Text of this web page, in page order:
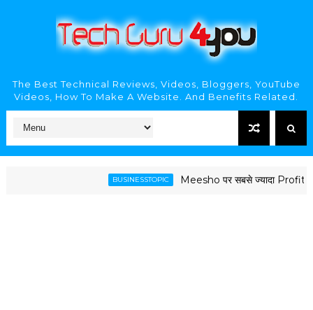
The Best Technical Reviews, Videos, Bloggers, YouTube
Videos, How To Make A Website. And Benefits Related.
BUSINESSTOPIC Meesho पर सबसे ज्यादा Profit देने